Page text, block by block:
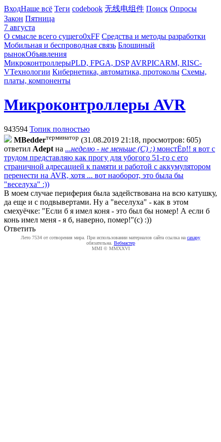
ВходНаше всё Теги codebook 无线电组件 Поиск Опросы
Закон Пятница
7 августа
О смысле всего сущего0xFF Средства и методы разработки
Мобильная и беспроводная связь Блошиный
рынокОбъявления
МикроконтроллерыPLD, FPGA, DSP AVRPICARM, RISC-
VТехнологии Кибернетика, автоматика, протоколы Схемы,
платы, компоненты
Микроконтроллеры AVR
943594 Топик полностью
MBedderтерминатор (31.08.2019 21:18, просмотров: 605)
ответил Adept на ...неделю - не меньше (С) :) монстЁр!! я вот с
трудом представляю как прогу для убогого 51-го с его
страничной адресацией к памяти и работой с аккумулятором
перенести на AVR, хотя ... вот наоборот, это была бы
"веселуха" :))
В моем случае периферия была задействована на всю катушку,
да еще и с подвывертами. Ну а "веселуха" - как в этом
смехуёчке: "Если б я имел коня - это был бы номер! А если б
конь имел меня - я б, наверно, помер!"(с) :))
Ответить
Лето 7534 от сотворения мира. При использовании материалов сайта ссылка на caxapу
обязательна. Вебмастер
MMI © MMXXVI